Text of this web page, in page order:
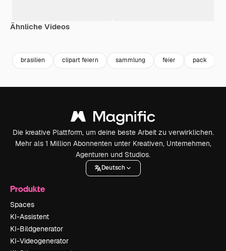
Ähnliche Videos
brasilien clipart feiern sammlung feier pack
Die kreative Plattform, um deine beste Arbeit zu verwirklichen.
Mehr als 1 Million Abonnenten unter Kreativen, Unternehmen,
Agenturen und Studios.
Deutsch
Produkte
Spaces
KI-Assistent
KI-Bildgenerator
KI-Videogenerator